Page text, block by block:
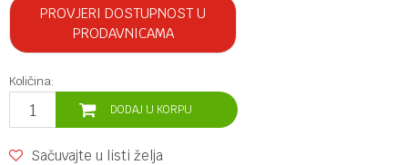
PROVJERI DOSTUPNOST U
PRODAVNICAMA
Količina:
DODAJ U KORPU
Sačuvajte u listi želja